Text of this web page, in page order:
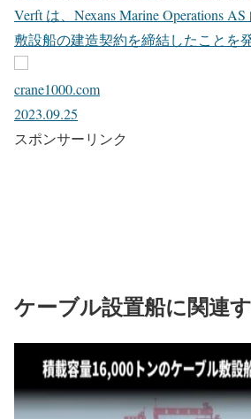
Verft は、Nexans Marine Operations
敷設船の建造契約を締結したことを
crane1000.com
2023.09.25
スポンサーリンク
ケーブル設置船に関連